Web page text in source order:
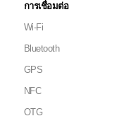
การเชื่อมต่อ
Wi-Fi
Bluetooth
GPS
NFC
OTG